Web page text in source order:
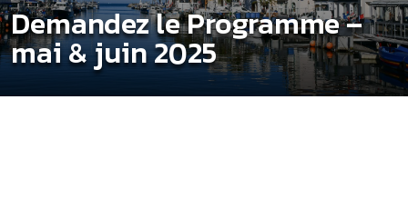
Demandez le Programme –
mai & juin 2025